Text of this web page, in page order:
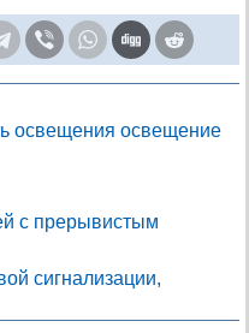
освещения освещение
с прерывистым
сигнализации,